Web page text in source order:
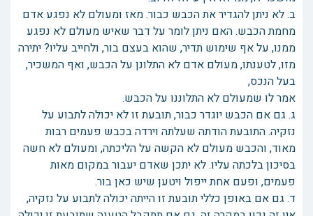
ב. לא ניתן להגדיר את הכבש כבור. מאז ומעולם לא נפגע אדם
מחמת הכבש. האם ניתן לומר על דבר שאיש מעולם לא נפגע
ממנו, על אף שימוש תדיר, שהוא בעצם בור, ולחייב עליו? יתירה
מזו, לטענתו, מעולם אדם לא התלונן על הכבש, ואף המשכיר,
בעל הנכס,
אמר לו שמעולם לא התלוננו על הכבש.
ג. גם אם הכבש יוגדר כבור, תובעת זו לא יכולה לתבוע על
נזקיה. התובעת הודתה שעלתה וירדה בכבש פעמים רבות
מאוד, והכבש מעולם לא הקשה על הליכתה, ומעולם לא חשה
בסיכון בלכתה עליו. לא יתכן שאדם יעבור במקום מאות
פעמים, ופעם אחת ייפול ויטען שיש כאן בור.
ד. גם אם באופן כללי תובעת זו הייתה יכולה לתבוע על נזקיה,